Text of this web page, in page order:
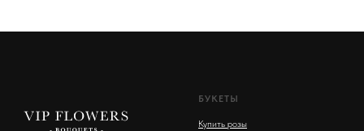
БУКЕТЫ
Купить розы